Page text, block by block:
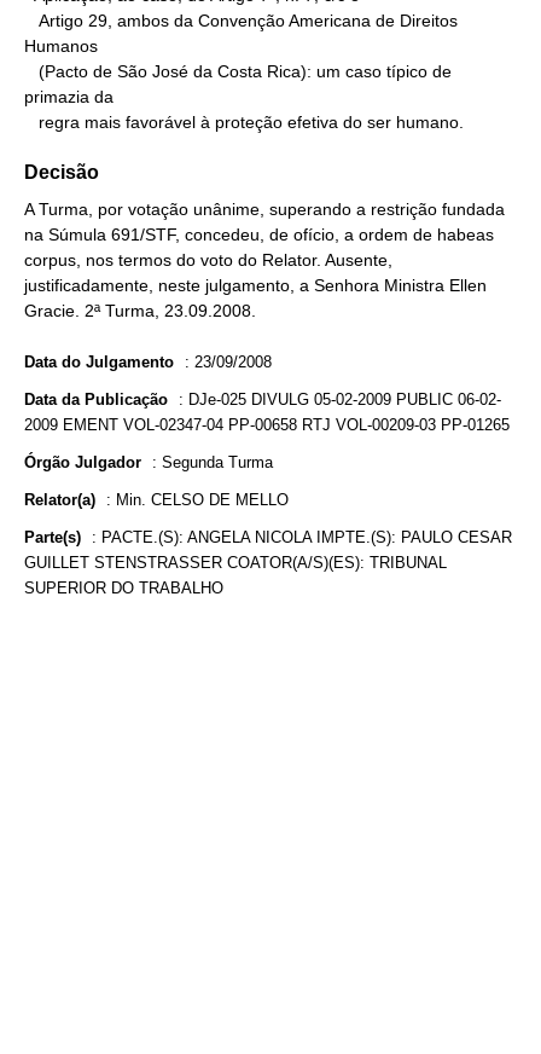
Humanos
primazia da
   regra mais favorável à proteção efetiva do ser humano.
Decisão
A Turma, por votação unânime, superando a restrição fundada
na Súmula 691/STF, concedeu, de ofício, a ordem de habeas
corpus, nos termos do voto do Relator. Ausente,
justificadamente, neste julgamento, a Senhora Ministra Ellen
Gracie. 2ª Turma, 23.09.2008.
Data do Julgamento : 23/09/2008
Data da Publicação : DJe-025 DIVULG 05-02-2009 PUBLIC 06-02-
2009 EMENT VOL-02347-04 PP-00658 RTJ VOL-00209-03 PP-01265
Órgão Julgador : Segunda Turma
Relator(a) : Min. CELSO DE MELLO
Parte(s) : PACTE.(S): ANGELA NICOLA IMPTE.(S): PAULO CESAR
GUILLET STENSTRASSER COATOR(A/S)(ES): TRIBUNAL
SUPERIOR DO TRABALHO